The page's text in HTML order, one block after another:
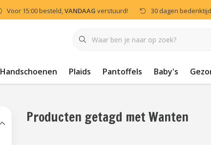
Voor 15:00 besteld,VANDAAG verstuurd! 30 dagen
Handschoenen Plaids Pantoffels Baby's
Producten getagd met Wanten